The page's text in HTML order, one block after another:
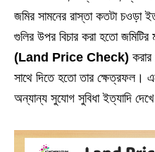
জমির সামনের রাস্তা কতটা
গুলির উপর বিচার করা হতো
(Land Price Check)
সাথে দিতে হতো তার ক্ষেত্রফল।
অন্যান্য সুযোগ সুবিধা ইত্যাদি